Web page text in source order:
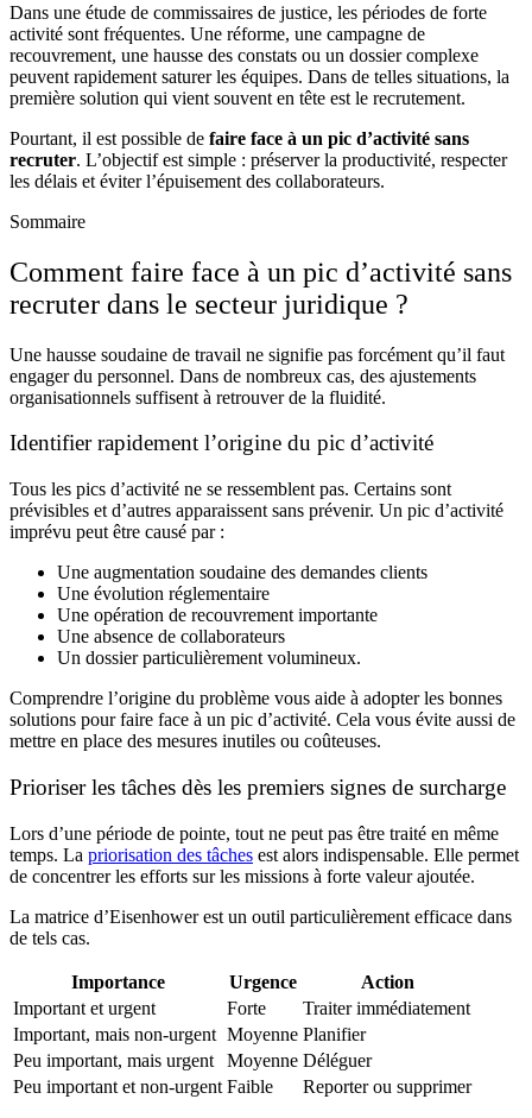
Dans une étude de commissaires de justice, les périodes de forte
activité sont fréquentes. Une réforme, une campagne de
recouvrement, une hausse des constats ou un dossier complexe
peuvent rapidement saturer les équipes. Dans de telles situations, la
première solution qui vient souvent en tête est le recrutement.
Pourtant, il est possible de faire face à un pic d’activité sans
recruter. L’objectif est simple : préserver la productivité, respecter
les délais et éviter l’épuisement des collaborateurs.
Sommaire
Comment faire face à un pic d’activité sans
recruter dans le secteur juridique ?
Une hausse soudaine de travail ne signifie pas forcément qu’il faut
engager du personnel. Dans de nombreux cas, des ajustements
organisationnels suffisent à retrouver de la fluidité.
Identifier rapidement l’origine du pic d’activité
Tous les pics d’activité ne se ressemblent pas. Certains sont
prévisibles et d’autres apparaissent sans prévenir. Un pic d’activité
imprévu peut être causé par :
Une augmentation soudaine des demandes clients
Une évolution réglementaire
Une opération de recouvrement importante
Une absence de collaborateurs
Un dossier particulièrement volumineux.
Comprendre l’origine du problème vous aide à adopter les bonnes
solutions pour faire face à un pic d’activité. Cela vous évite aussi de
mettre en place des mesures inutiles ou coûteuses.
Prioriser les tâches dès les premiers signes de surcharge
Lors d’une période de pointe, tout ne peut pas être traité en même
temps. La priorisation des tâches est alors indispensable. Elle permet
de concentrer les efforts sur les missions à forte valeur ajoutée.
La matrice d’Eisenhower est un outil particulièrement efficace dans
de tels cas.
Importance Urgence
Action
Important et urgent
Forte
Traiter immédiatement
Important, mais non-urgent Moyenne Planifier
Peu important, mais urgent
Moyenne Déléguer
Peu important et non-urgent Faible Reporter ou supprimer